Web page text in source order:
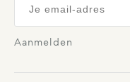
Aanmelden